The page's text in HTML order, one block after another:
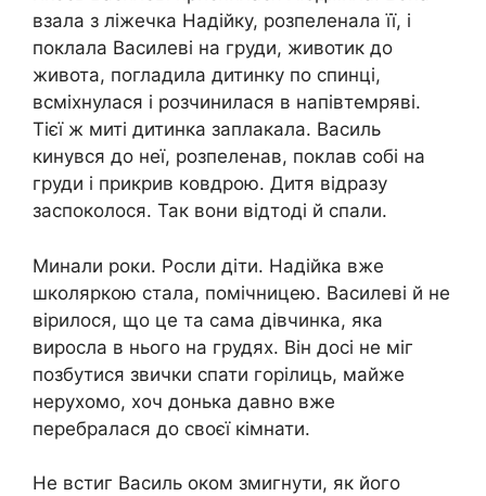
взала з ліжечка Надійку, розпеленала її, і
поклала Василеві на груди, животик до
живота, погладила дитинку по спинці,
всміхнулася і розчинилася в напівтемряві.
Тієї ж миті дитинка заплакала. Василь
кинувся до неї, розпеленав, поклав собі на
груди і прикрив ковдрою. Дитя відразу
заспоколося. Так вони відтоді й спали.
Минали роки. Росли діти. Надійка вже
школяркою стала, помічницею. Василеві й не
вірилося, що це та сама дівчинка, яка
виросла в нього на грудях. Він досі не міг
позбутися звички спати горілиць, майже
нерухомо, хоч донька давно вже
перебралася до своєї кімнати.
Не встиг Василь оком змигнути, як його